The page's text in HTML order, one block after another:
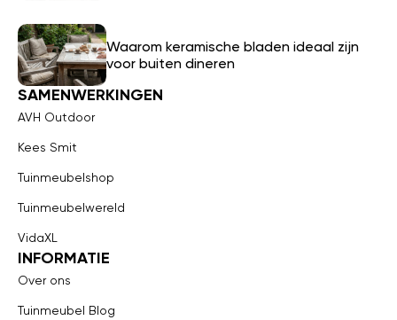
Waarom keramische bladen ideaal zijn
voor buiten dineren
SAMENWERKINGEN
AVH Outdoor
Kees Smit
Tuinmeubelshop
Tuinmeubelwereld
VidaXL
INFORMATIE
Over ons
Tuinmeubel Blog